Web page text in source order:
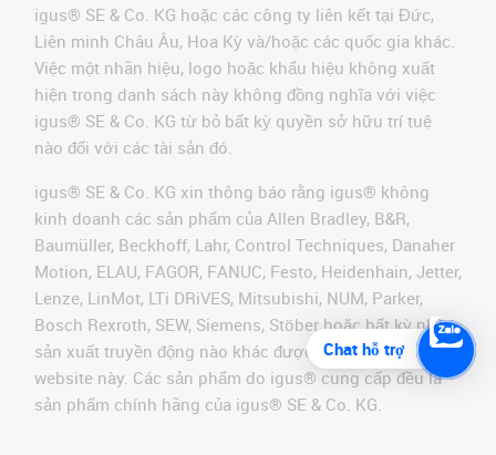
igus® SE & Co. KG hoặc các công ty liên kết tại Đức,
Liên minh Châu Âu, Hoa Kỳ và/hoặc các quốc gia khác.
Việc một nhãn hiệu, logo hoặc khẩu hiệu không xuất
hiện trong danh sách này không đồng nghĩa với việc
igus® SE & Co. KG từ bỏ bất kỳ quyền sở hữu trí tuệ
nào đối với các tài sản đó.
igus® SE & Co. KG xin thông báo rằng igus® không
kinh doanh các sản phẩm của Allen Bradley, B&R,
Baumüller, Beckhoff, Lahr, Control Techniques, Danaher
Motion, ELAU, FAGOR, FANUC, Festo, Heidenhain, Jetter,
Lenze, LinMot, LTi DRiVES, Mitsubishi, NUM, Parker,
Bosch Rexroth, SEW, Siemens, Stöber hoặc bất kỳ nhà
sản xuất truyền động nào khác được đề cập trên
website này. Các sản phẩm do igus® cung cấp đều là
sản phẩm chính hãng của igus® SE & Co. KG.
Chat hỗ trợ